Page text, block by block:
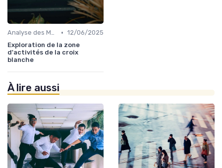
Analyse des Marchés Locaux et Globaux • 12/06/2025
Exploration de la zone
d'activités de la croix
blanche
À lire aussi